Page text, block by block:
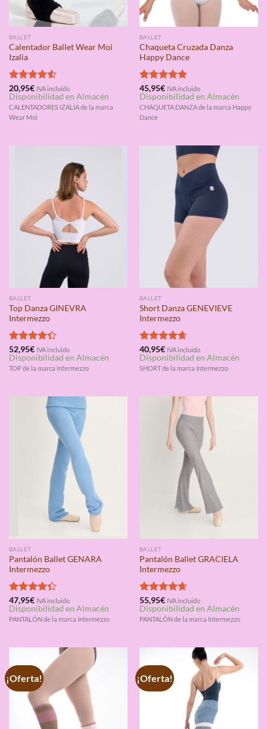
BALLET
Calentador Ballet Wear Moi
Izalia
Valorado
con4.50
de 5
20,95€ IVA incluido
Disponibilidad en Almacén
CALENTADORES IZALIA de la marca
Wear Moi
BALLET
Chaqueta Cruzada Danza
Happy Dance
Valorado
con4.75
de 5
45,95€ IVA incluido
Disponibilidad en Almacén
CHAQUETA DANZA de la marca Happy
Dance
BALLET
Top Danza GINEVRA
Intermezzo
Valorado
con4.33
de 5
52,95€ IVA incluido
Disponibilidad en Almacén
TOP de la marca Intermezzo
BALLET
Short Danza GENEVIEVE
Intermezzo
Valorado
con4.67
de 5
40,95€ IVA incluido
Disponibilidad en Almacén
SHORT de la marca Intermezzo
BALLET
Pantalón Ballet GENARA
Intermezzo
Valorado
con4.33
de 5
47,95€ IVA incluido
Disponibilidad en Almacén
PANTALÓN de la marca Intermezzo
BALLET
Pantalón Ballet GRACIELA
Intermezzo
Valorado
con4.67
de 5
55,95€ IVA incluido
Disponibilidad en Almacén
PANTALÓN de la marca Intermezzo
¡Oferta! ¡Oferta!